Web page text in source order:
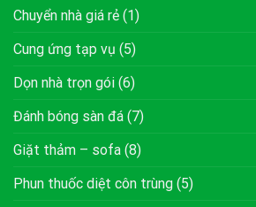
Chuyển nhà giá rẻ (1)
Cung ứng tạp vụ (5)
Dọn nhà trọn gói (6)
Đánh bóng sàn đá (7)
Giặt thảm – sofa (8)
Phun thuốc diệt côn trùng (5)